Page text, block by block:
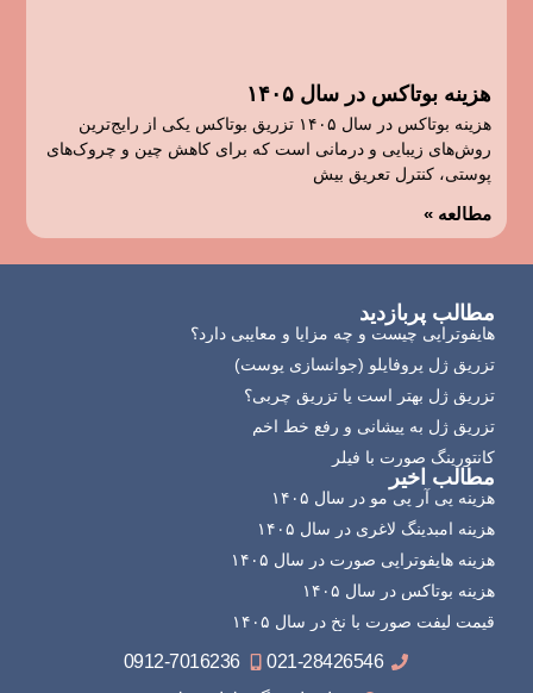
هزینه بوتاکس در سال ۱۴۰۵
هزینه بوتاکس در سال ۱۴۰۵ تزریق بوتاکس یکی از رایج‌ترین
روش‌های زیبایی و درمانی است که برای کاهش چین و چروک‌های
پوستی، کنترل تعریق بیش
مطالعه »
021-28426546
0912-7016236
مطالب اخیر
هزینه پی آر پی مو در سال ۱۴۰۵
هزینه امبدینگ لاغری در سال ۱۴۰۵
هزینه هایفوتراپی صورت در سال ۱۴۰۵
هزینه بوتاکس در سال ۱۴۰۵
قیمت لیفت صورت با نخ در سال ۱۴۰۵
مطالب پربازدید
هایفوتراپی چیست و چه مزایا و معایبی دارد؟
تزریق ژل پروفایلو (جوانسازی پوست)
تزریق ژل بهتر است یا تزریق چربی؟
تزریق ژل به پیشانی و رفع خط اخم
کانتورینگ صورت با فیلر